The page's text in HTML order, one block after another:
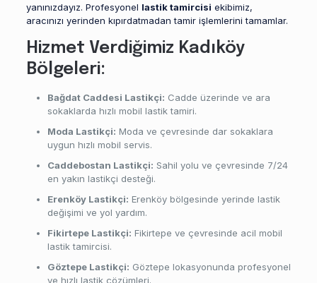
yanınızdayız. Profesyonel lastik tamircisi ekibimiz,
aracınızı yerinden kıpırdatmadan tamir işlemlerini tamamlar.
Hizmet Verdiğimiz Kadıköy
Bölgeleri:
Bağdat Caddesi Lastikçi: Cadde üzerinde ve ara
sokaklarda hızlı mobil lastik tamiri.
Moda Lastikçi: Moda ve çevresinde dar sokaklara
uygun hızlı mobil servis.
Caddebostan Lastikçi: Sahil yolu ve çevresinde 7/24
en yakın lastikçi desteği.
Erenköy Lastikçi: Erenköy bölgesinde yerinde lastik
değişimi ve yol yardım.
Fikirtepe Lastikçi: Fikirtepe ve çevresinde acil mobil
lastik tamircisi.
Göztepe Lastikçi: Göztepe lokasyonunda profesyonel
ve hızlı lastik çözümleri.